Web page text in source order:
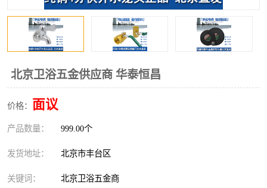
北京卫浴五金供应商 华泰恒昌
价格： 面议
产品数量： 999.00个
发货地址： 北京市丰台区
关键词： 北京卫浴五金商